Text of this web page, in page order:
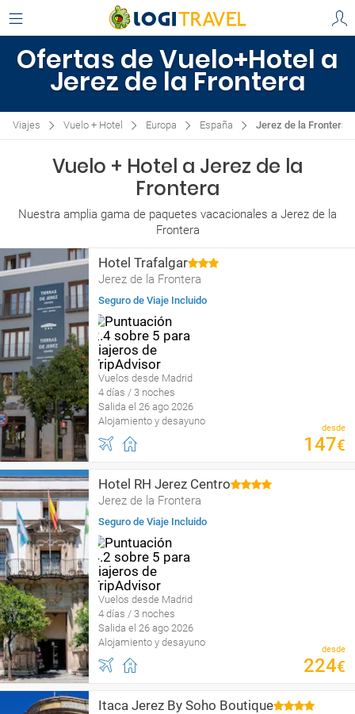
Ofertas de Vuelo+Hotel a
Jerez de la Frontera
Viajes Vuelo + Hotel Europa España Jerez de la Frontera
Vuelo + Hotel a Jerez de la
Frontera
Nuestra amplia gama de paquetes vacacionales a Jerez de la
Frontera
Hotel Trafalgar
Jerez de la Frontera
Seguro de Viaje Incluido
Vuelos desde Madrid
4 días / 3 noches
Salida el 26 ago 2026
Alojamiento y desayuno
desde
147€
Hotel RH Jerez Centro
Jerez de la Frontera
Seguro de Viaje Incluido
Vuelos desde Madrid
4 días / 3 noches
Salida el 26 ago 2026
Alojamiento y desayuno
desde
224€
Itaca Jerez By Soho Boutique